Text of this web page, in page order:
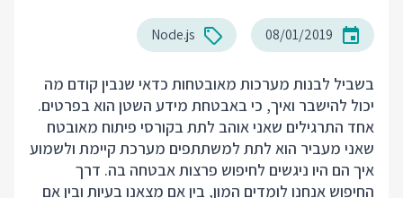
08/01/2019
Node.js
בשביל לבנות מערכות מאובטחות כדאי שנבין קודם מה
יכול להישבר ואיך, כי באבטחת מידע השטן הוא בפרטים.
אחד התרגילים שאני אוהב לתת בקורסי פיתוח מאובטח
שאני מעביר הוא לתת למשתתפים מערכת קיימת ולשמוע
איך הם היו ניגשים לחיפוש פרצות אבטחה בה. דרך
החיפוש אנחנו לומדים המון, בין אם מצאנו בעיות ובין אם